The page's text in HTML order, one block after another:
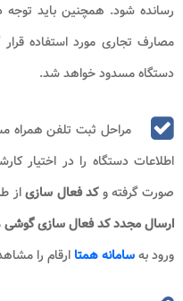
رسانده شود. همچنین باید توجه
مصارف تجاری مورد استفاده
دستگاه مسدود خواهد شد.
مراحل ثبت تلفن
اطلاعات دستگاه را در اختیار
صورت گرفته وکد فعال سازیاز
ارسال مجدد کد فعال سازی گوشی
ورود بهسامانه همتا ارقام را